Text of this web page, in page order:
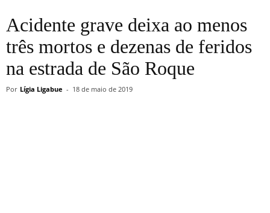
de
Acidente grave deixa ao menos
três mortos e dezenas de feridos
na estrada de São Roque
Por Lígia Ligabue - 18 de maio de 2019